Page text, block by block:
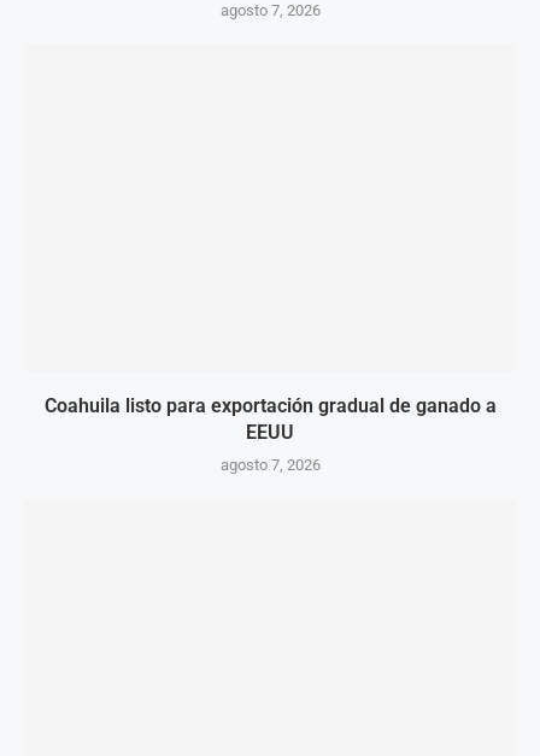
agosto 7, 2026
Coahuila listo para exportación gradual de ganado a
EEUU
agosto 7, 2026